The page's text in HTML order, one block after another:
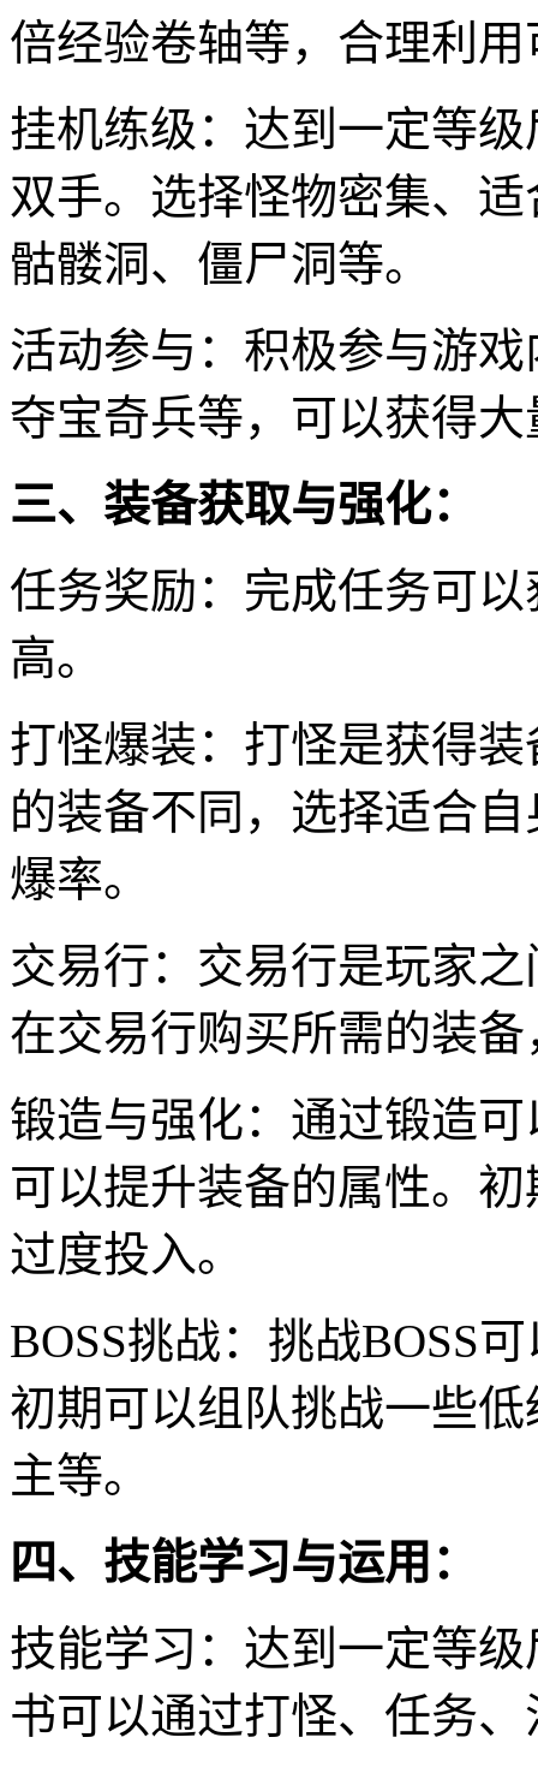
倍经验卷轴等，合理利
挂机练级：达到一定等
双手。选择怪物密集、
骷髅洞、僵尸洞等。
活动参与：积极参与游
夺宝奇兵等，可以获得
三、装备获取与强化：
任务奖励：完成任务可
高。
打怪爆装：打怪是获得
的装备不同，选择适合
爆率。
交易行：交易行是玩家
在交易行购买所需的装
锻造与强化：通过锻造
可以提升装备的属性。
过度投入。
BOSS挑战：挑战BOSS
初期可以组队挑战一些
主等。
四、技能学习与运用：
技能学习：达到一定等
书可以通过打怪、任务